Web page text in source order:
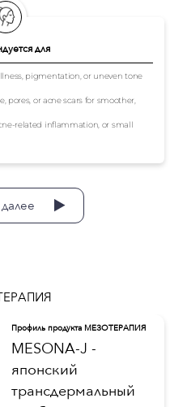
для
pigmentation, or uneven tone
pores, or acne scars for smoother,
related inflammation, or small
Профиль продукта МЕЗОТЕРАПИЯ
MESONA-J -
японский
трансдермальный